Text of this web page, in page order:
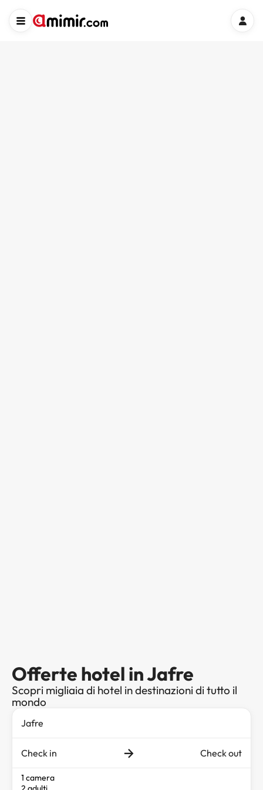
Offerte hotel in Jafre
Scopri migliaia di hotel in destinazioni di tutto il
mondo
Check in Check out
1 camera